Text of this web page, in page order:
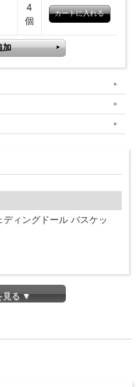
4
個
ディングドール バスケッ
見る ▼